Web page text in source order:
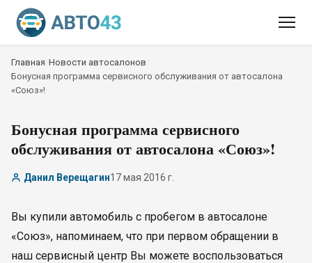
Главная Новости автосалонов
Бонусная программа сервисного обслуживания от автосалона
«Союз»!
Бонусная программа сервисного
обслуживания от автосалона «Союз»!
Данил Верещагин17 мая 2016 г.
Вы купили автомобиль с пробегом в автосалоне
«Союз», напоминаем, что при первом обращении в
наш сервисный центр Вы можете воспользоваться